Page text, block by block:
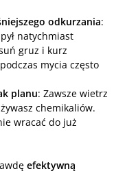
odkurzania:
natychmiast
gruz i kurz
mycia często
planu: Zawsze wietrz
chemikaliów.
wracać do już
efektywną